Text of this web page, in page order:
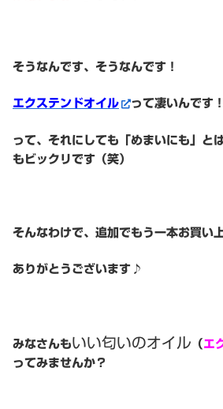
そうなんです、そうなんです！
エクステンドオイル って凄いんで
って、それにしても「めまいにも」と
もビックリです（笑）
そんなわけで、追加でもう一本お買い
ありがとうございます♪
みなさんもいい匂いのオイル （ エ
ってみませんか？